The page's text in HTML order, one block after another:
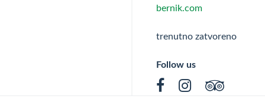
bernik.com
trenutno zatvoreno
Follow us